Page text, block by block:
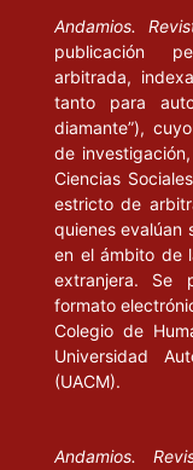
Andamios.
publicación
arbitrada,
tanto para
diamante”),
de
Ciencias
estricto de
quienes evalúan
en el ámbito de
extranjera. Se
formato
Colegio de
Universidad
(UACM).
Andamios.